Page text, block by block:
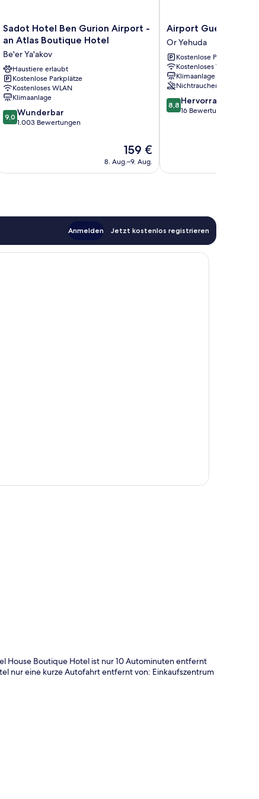
Sadot
Hotel
Gurion
Airport
-
an
Atlas
Boutique
Hotel
Sadot Hotel Ben Gurion Airport -
an Atlas Boutique Hotel
Be'er Ya'akov
Haustiere erlaubt
Kostenlose Parkplätze
Kostenloses WLAN
Klimaanlage
9.0
von
9,0 Wunderbar
1.003 Bewertungen
Der
Preis
beträgt
159 €
8. Aug.–9. Aug.
Airport
Guest
House
Or
Yehuda
Airport Guest House
Or Yehuda
Kostenlose Parkplätze
Kostenloses WLAN
Klimaanlage
Nichtraucher
8.8
von
8,8 Hervorragend
16 Bewertungen
Anmelden Jetzt kostenlos registrieren
House Boutique Hotel ist nur 10 Autominuten entfernt
nur eine kurze Autofahrt entfernt von: Einkaufszentrum